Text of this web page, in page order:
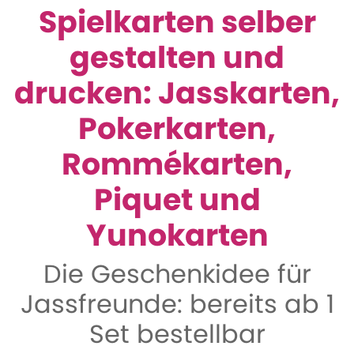
Spielkarten selber
gestalten und
drucken: Jasskarten,
Pokerkarten,
Rommékarten,
Piquet und
Yunokarten
Die Geschenkidee für
Jassfreunde: bereits ab 1
Set bestellbar